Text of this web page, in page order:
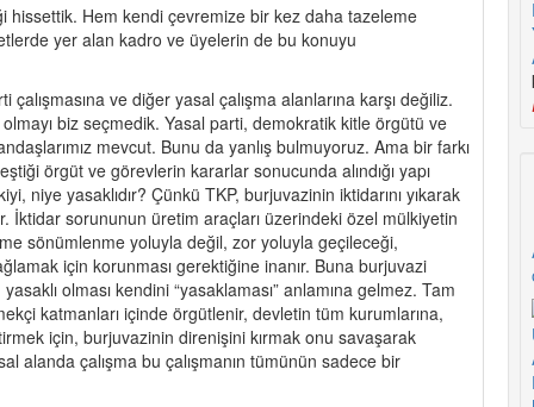
hissettik. Hem kendi çevremize bir kez daha tazeleme
yer alan kadro ve üyelerin de bu konuyu
ve diğer yasal çalışma alanlarına karşı değiliz.
biz seçmedik. Yasal parti, demokratik kitle örgütü ve
mevcut. Bunu da yanlış bulmuyoruz. Ama bir farkı
örgüt ve görevlerin kararlar sonucunda alındığı yapı
niye yasaklıdır? Çünkü TKP, burjuvazinin iktidarını yıkarak
İktidar sorununun üretim araçları üzerindeki özel mülkiyetin
sönümlenme yoluyla değil, zor yoluyla geçileceği,
için korunması gerektiğine inanır. Buna burjuvazi
olması kendini “yasaklaması” anlamına gelmez. Tam
katmanları içinde örgütlenir, devletin tüm kurumlarına,
için, burjuvazinin direnişini kırmak onu savaşarak
alanda çalışma bu çalışmanın tümünün sadece bir